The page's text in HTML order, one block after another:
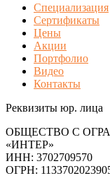
Специализация
Сертификаты
Цены
Акции
Портфолио
Видео
Контакты
Реквизиты юр. лица
ОБЩЕСТВО С
«ИНТЕР»
ИНН: 3702709570
ОГРН: